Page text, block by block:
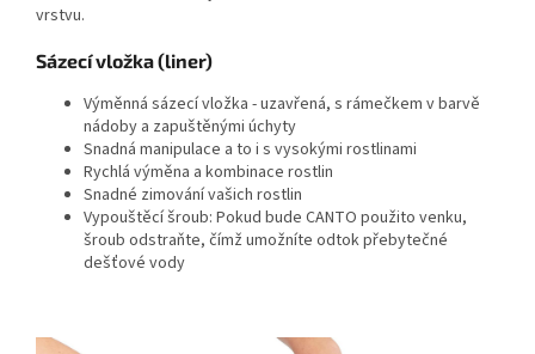
vrstvu.
Sázecí vložka (liner)
Výměnná sázecí vložka - uzavřená, s rámečkem v barvě
nádoby a zapuštěnými úchyty
Snadná manipulace a to i s vysokými rostlinami
Rychlá výměna a kombinace rostlin
Snadné zimování vašich rostlin
Vypouštěcí šroub: Pokud bude CANTO použito venku,
šroub odstraňte, čímž umožníte odtok přebytečné
dešťové vody